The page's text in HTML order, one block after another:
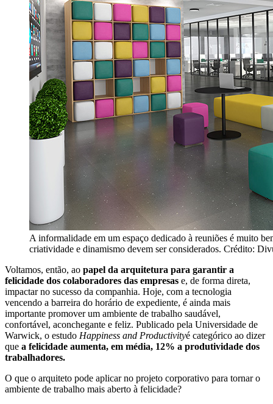
A informalidade em um espaço dedicado à reuniões é muito
criatividade e dinamismo devem ser considerados. Crédito:
Voltamos, então, ao papel da arquitetura para garantir a
felicidade dos colaboradores das empresas e, de forma direta,
impactar no sucesso da companhia. Hoje, com a tecnologia
vencendo a barreira do horário de expediente, é ainda mais
importante promover um ambiente de trabalho saudável,
confortável, aconchegante e feliz. Publicado pela Universidade de
Warwick, o estudo Happiness and Productivityé categórico ao dizer
que a felicidade aumenta, em média, 12% a produtividade dos
trabalhadores.
O que o arquiteto pode aplicar no projeto corporativo para tornar o
ambiente de trabalho mais aberto à felicidade?